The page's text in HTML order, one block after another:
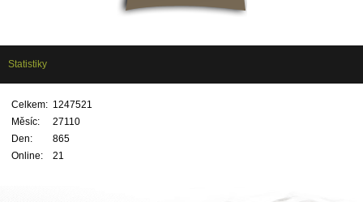
Statistiky
Online: 21
Celkem: 1247521
Měsíc:
27110
Den:
865